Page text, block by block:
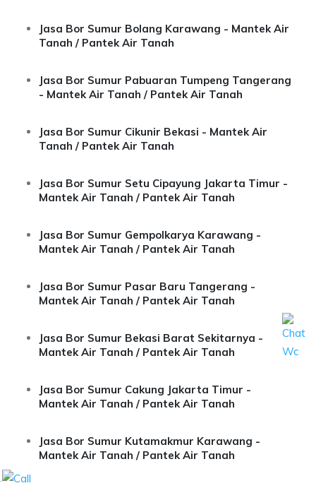
Jasa Bor Sumur Bolang Karawang - Mantek Air
Tanah / Pantek Air Tanah
Jasa Bor Sumur Pabuaran Tumpeng Tangerang
- Mantek Air Tanah / Pantek Air Tanah
Jasa Bor Sumur Cikunir Bekasi - Mantek Air
Tanah / Pantek Air Tanah
Jasa Bor Sumur Setu Cipayung Jakarta Timur -
Mantek Air Tanah / Pantek Air Tanah
Jasa Bor Sumur Gempolkarya Karawang -
Mantek Air Tanah / Pantek Air Tanah
Jasa Bor Sumur Pasar Baru Tangerang -
Mantek Air Tanah / Pantek Air Tanah
Jasa Bor Sumur Bekasi Barat Sekitarnya -
Mantek Air Tanah / Pantek Air Tanah
Jasa Bor Sumur Cakung Jakarta Timur -
Mantek Air Tanah / Pantek Air Tanah
Jasa Bor Sumur Kutamakmur Karawang -
Mantek Air Tanah / Pantek Air Tanah